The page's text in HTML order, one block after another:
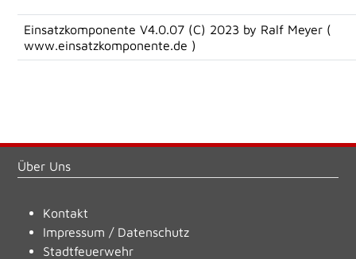
Einsatzkomponente V4.0.07 (C) 2023 by Ralf Meyer (
www.einsatzkomponente.de )
Über Uns
Kontakt
Impressum / Datenschutz
Stadtfeuerwehr